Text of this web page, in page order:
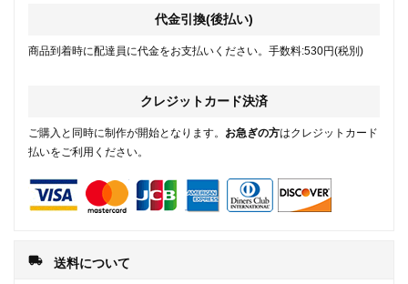
代金引換(後払い)
商品到着時に配達員に代金をお支払いください。手数料:530円(税別)
クレジットカード決済
ご購入と同時に制作が開始となります。 お急ぎの方はクレジットカード
払いをご利用ください。
local_shipping 送料について